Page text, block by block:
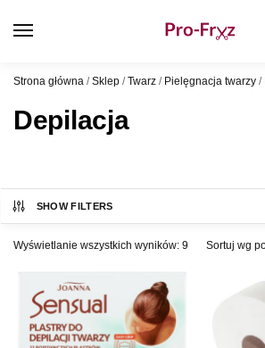
Strona główna /Sklep /Twarz / Pielęgnacja twarzy /
Depilacja
SHOW FILTERS
Wyświetlanie wszystkich wyników: 9